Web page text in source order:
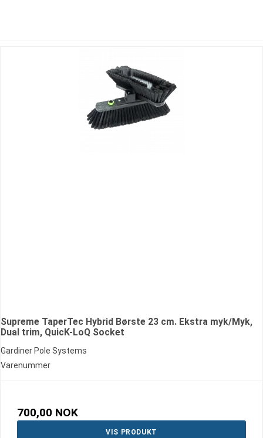
Supreme TaperTec Hybrid Børste 23 cm. Ekstra myk/Myk,
Dual trim, QuicK-LoQ Socket
Gardiner Pole Systems
Varenummer
700,00 NOK
VIS PRODUKT